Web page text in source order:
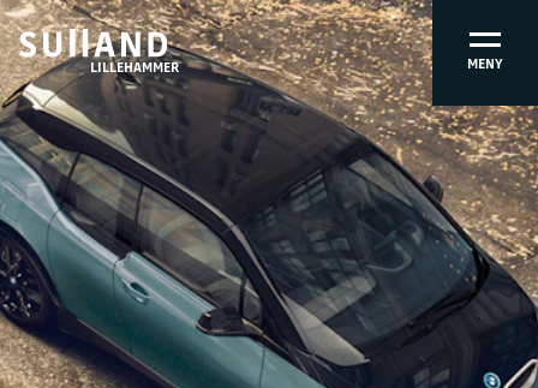
LILLEHAMMER MENY